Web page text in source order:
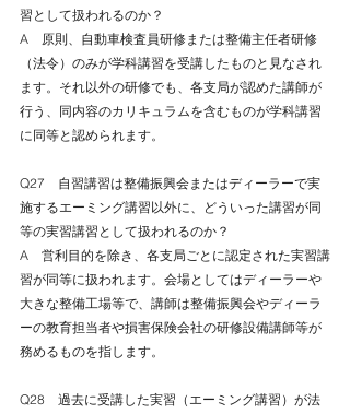
習として扱われるのか？
A　原則、自動車検査員研修または整備主任者研修
（法令）のみが学科講習を受講したものと見なされ
ます。それ以外の研修でも、各支局が認めた講師が
行う、同内容のカリキュラムを含むものが学科講習
に同等と認められます。
Q27　自習講習は整備振興会またはディーラーで実
施するエーミング講習以外に、どういった講習が同
等の実習講習として扱われるのか？
A　営利目的を除き、各支局ごとに認定された実習講
習が同等に扱われます。会場としてはディーラーや
大きな整備工場等で、講師は整備振興会やディーラ
ーの教育担当者や損害保険会社の研修設備講師等が
務めるものを指します。
Q28　過去に受講した実習（エーミング講習）が法